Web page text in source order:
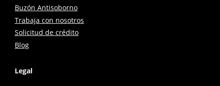
Buzón Antisoborno
Trabaja con nosotros
Solicitud de crédito
Blog
Legal